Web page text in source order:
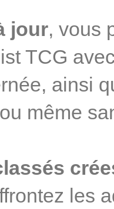
jour, vous
TCG
ainsi
même
les